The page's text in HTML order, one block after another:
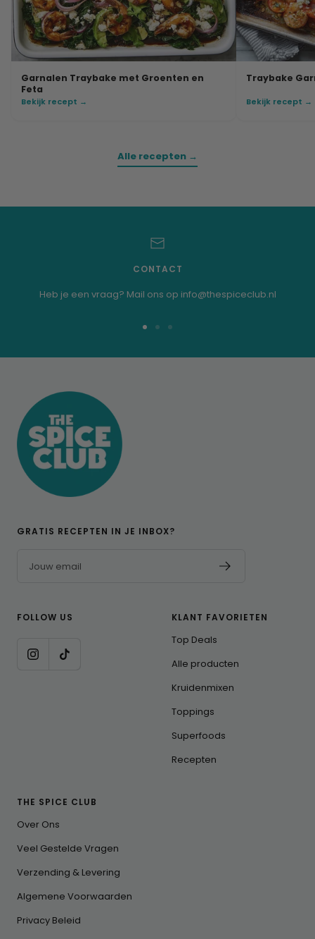
Garnalen Traybake met Groenten en
Feta
Bekijk recept →
Traybake
Bekijk recept →
Alle recepten →
CONTACT
Heb je een vraag? Mail ons op info@thespiceclub.nl
GRATIS RECEPTEN IN JE INBOX?
Jouw email
FOLLOW US KLANT FAVORIETEN
Top Deals
Alle producten
Kruidenmixen
Toppings
Superfoods
Recepten
THE SPICE CLUB
Over Ons
Veel Gestelde Vragen
Verzending & Levering
Algemene Voorwaarden
Privacy Beleid